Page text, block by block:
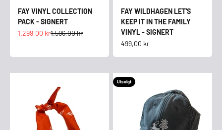
FAY VINYL COLLECTION
PACK - SIGNERT
Salgspris
1.299,00 krNormalpris
1.596,00 kr
FAY WILDHAGEN LET'S
KEEP IT IN THE FAMILY
VINYL - SIGNERT
Salgspris
499,00 kr
Utsolgt